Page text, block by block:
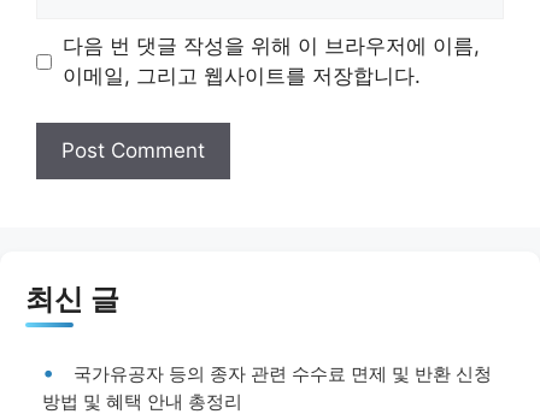
다음 번 댓글 작성을 위해 이 브라우저에 이름,
이메일, 그리고 웹사이트를 저장합니다.
최신 글
국가유공자 등의 종자 관련 수수료 면제 및 반환 신청
방법 및 혜택 안내 총정리